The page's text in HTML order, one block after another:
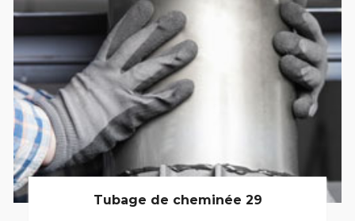
Tubage de cheminée 29